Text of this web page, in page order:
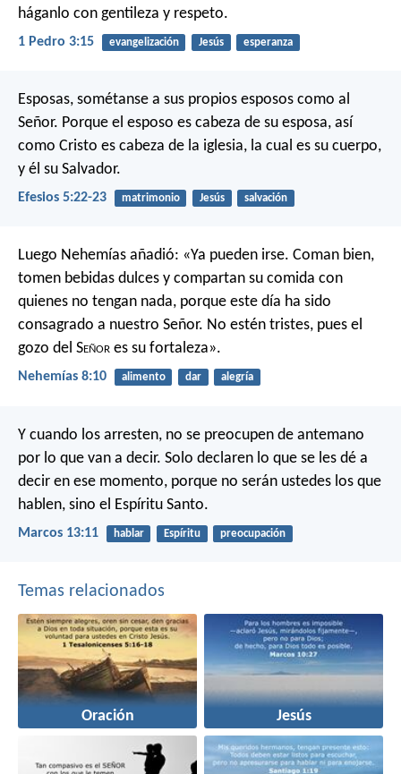
háganlo con gentileza y respeto.
1 Pedro 3:15 evangelización Jesús esperanza
Esposas, sométanse a sus propios esposos como al
Señor. Porque el esposo es cabeza de su esposa, así
como Cristo es cabeza de la iglesia, la cual es su cuerpo,
y él su Salvador.
Efesios 5:22-23 matrimonio Jesús salvación
Luego Nehemías añadió: «Ya pueden irse. Coman bien,
tomen bebidas dulces y compartan su comida con
quienes no tengan nada, porque este día ha sido
consagrado a nuestro Señor. No estén tristes, pues el
gozo del Señor es su fortaleza».
Nehemías 8:10 alimento dar alegría
Y cuando los arresten, no se preocupen de antemano
por lo que van a decir. Solo declaren lo que se les dé a
decir en ese momento, porque no serán ustedes los que
hablen, sino el Espíritu Santo.
Marcos 13:11 hablar Espíritu preocupación
Temas relacionados
Oración Jesús